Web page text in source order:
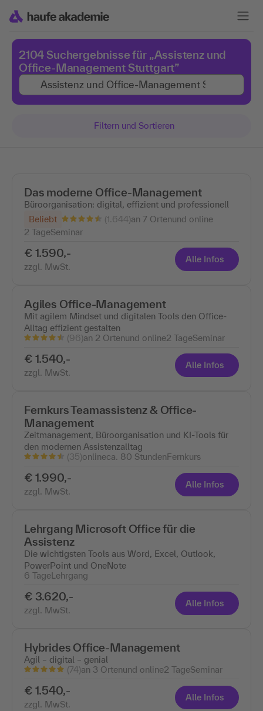
2104 Suchergebnisse für „Assistenz und
Office-Management Stuttgart”
Filtern und Sortieren
Das moderne Office-Management
Büroorganisation: digital, effizient und professionell
Beliebt
(1.644)an 7 Ortenund online
2 TageSeminar
€ 1.590,-
zzgl. MwSt.
Alle Infos
Agiles Office-Management
Mit agilem Mindset und digitalen Tools den Office-
Alltag effizient gestalten
(96)an 2 Ortenund online2 TageSeminar
€ 1.540,-
zzgl. MwSt.
Alle Infos
Fernkurs Teamassistenz & Office-
Management
Zeitmanagement, Büroorganisation und KI-Tools für
den modernen Assistenzalltag
(35)onlineca. 80 StundenFernkurs
€ 1.990,-
zzgl. MwSt.
Alle Infos
Lehrgang Microsoft Office für die
Assistenz
Die wichtigsten Tools aus Word, Excel, Outlook,
PowerPoint und OneNote
6 TageLehrgang
€ 3.620,-
zzgl. MwSt.
Alle Infos
Hybrides Office-Management
Agil – digital – genial
(74)an 3 Ortenund online2 TageSeminar
€ 1.540,-
zzgl. MwSt.
Alle Infos